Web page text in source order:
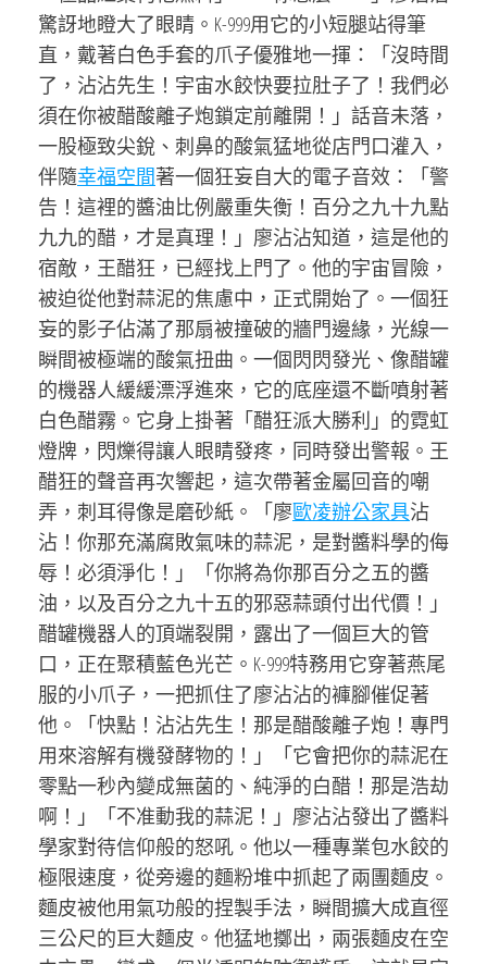
驚訝地瞪大了眼睛。K-999用它的小短腿站得筆
直，戴著白色手套的爪子優雅地一揮：「沒時間
了，沾沾先生！宇宙水餃快要拉肚子了！我們必
須在你被醋酸離子炮鎖定前離開！」話音未落，
一股極致尖銳、刺鼻的酸氣猛地從店門口灌入，
伴隨幸福空間著一個狂妄自大的電子音效：「警
告！這裡的醬油比例嚴重失衡！百分之九十九點
九九的醋，才是真理！」廖沾沾知道，這是他的
宿敵，王醋狂，已經找上門了。他的宇宙冒險，
被迫從他對蒜泥的焦慮中，正式開始了。一個狂
妄的影子佔滿了那扇被撞破的牆門邊緣，光線一
瞬間被極端的酸氣扭曲。一個閃閃發光、像醋罐
的機器人緩緩漂浮進來，它的底座還不斷噴射著
白色醋霧。它身上掛著「醋狂派大勝利」的霓虹
燈牌，閃爍得讓人眼睛發疼，同時發出警報。王
醋狂的聲音再次響起，這次帶著金屬回音的嘲
弄，刺耳得像是磨砂紙。「廖歐凌辦公家具沾
沾！你那充滿腐敗氣味的蒜泥，是對醬料學的侮
辱！必須淨化！」「你將為你那百分之五的醬
油，以及百分之九十五的邪惡蒜頭付出代價！」
醋罐機器人的頂端裂開，露出了一個巨大的管
口，正在聚積藍色光芒。K-999特務用它穿著燕尾
服的小爪子，一把抓住了廖沾沾的褲腳催促著
他。「快點！沾沾先生！那是醋酸離子炮！專門
用來溶解有機發酵物的！」「它會把你的蒜泥在
零點一秒內變成無菌的、純淨的白醋！那是浩劫
啊！」「不准動我的蒜泥！」廖沾沾發出了醬料
學家對待信仰般的怒吼。他以一種專業包水餃的
極限速度，從旁邊的麵粉堆中抓起了兩團麵皮。
麵皮被他用氣功般的捏製手法，瞬間擴大成直徑
三公尺的巨大麵皮。他猛地擲出，兩張麵皮在空